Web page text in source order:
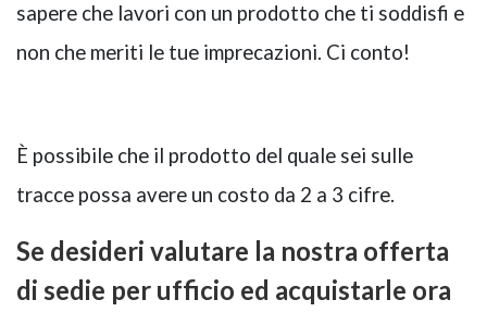
sapere che lavori con un prodotto che ti soddisfi e
non che meriti le tue imprecazioni. Ci conto!
È possibile che il prodotto del quale sei sulle
tracce possa avere un costo da 2 a 3 cifre.
Se desideri valutare la nostra offerta
di sedie per ufficio ed acquistarle ora